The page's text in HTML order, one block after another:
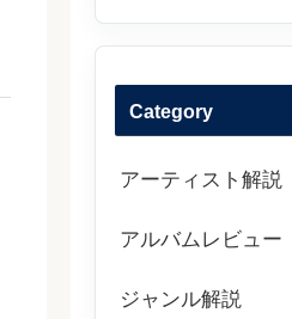
Category
アーティスト解説
アルバムレビュー
ジャンル解説